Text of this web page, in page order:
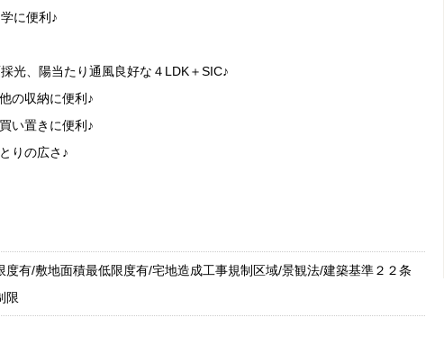
に便利♪
光、陽当たり通風良好な４LDK＋SIC♪
の収納に便利♪
い置きに便利♪
りの広さ♪
度有/敷地面積最低限度有/宅地造成工事規制区域/景観法/建築基準２２条
限